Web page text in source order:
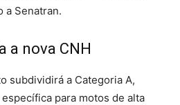
a Senatran.
a nova CNH
subdividirá a Categoria A,
para motos de alta